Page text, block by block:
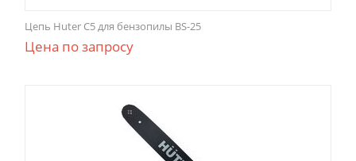
Цепь Huter С5 для бензопилы BS-25
Цена по запросу